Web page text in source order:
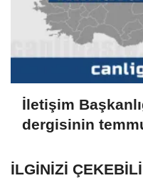
İletişim
dergisinin
İLGINIZI